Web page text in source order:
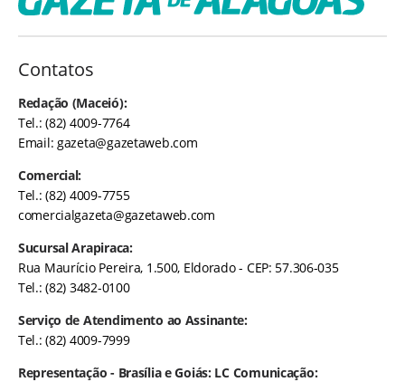
Contatos
Redação (Maceió):
Tel.: (82) 4009-7764
Email:gazeta@gazetaweb.com
Comercial:
Tel.: (82) 4009-7755
comercialgazeta@gazetaweb.com
Sucursal Arapiraca:
Rua Maurício Pereira, 1.500, Eldorado - CEP: 57.306-035
Tel.: (82) 3482-0100
Serviço de Atendimento ao Assinante:
Tel.: (82) 4009-7999
Representação - Brasília e Goiás: LC Comunicação: